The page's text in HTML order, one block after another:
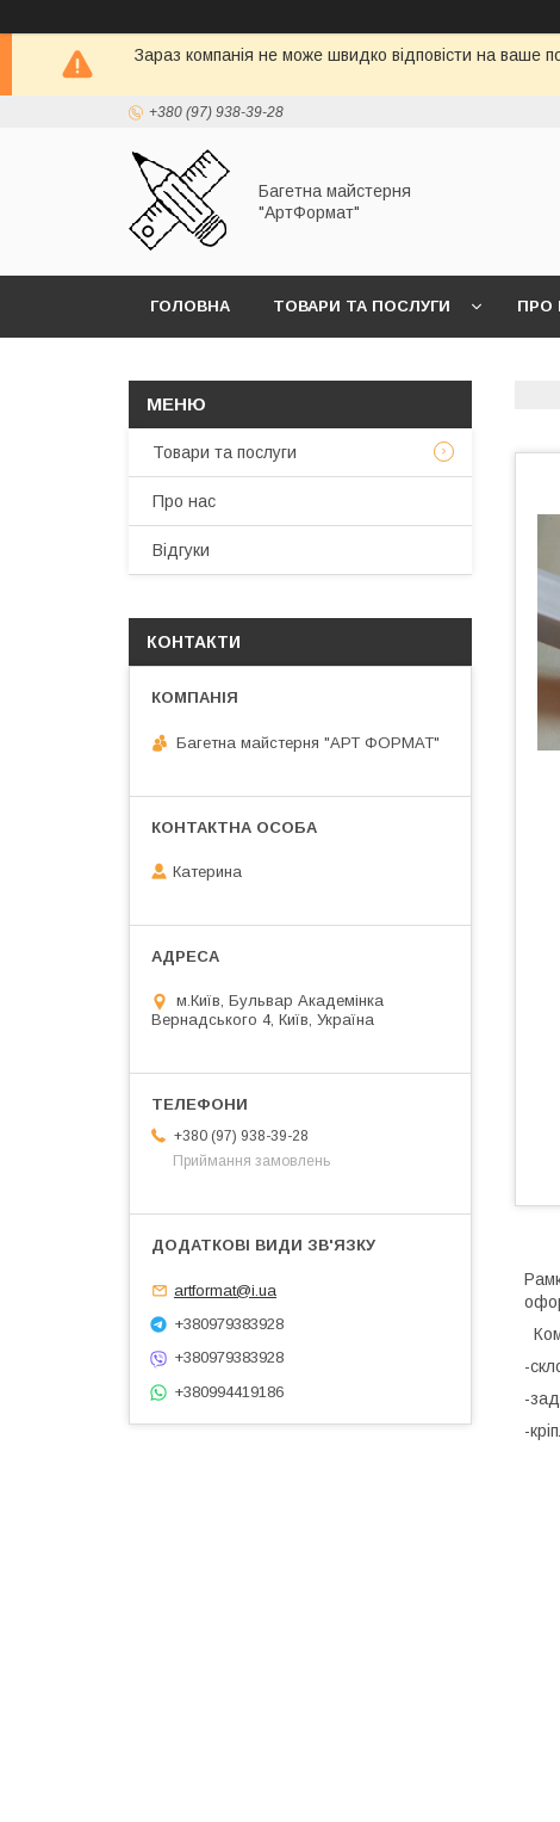
Зараз компанія не може швидко відповісти на ваше
+380 (97) 938-39-28
Багетна майстерня
"АртФормат"
ГОЛОВНА ТОВАРИ ТА ПОСЛУГИ ПРО
-
-
-
Товари та послуги
Про нас
Відгуки
КОНТАКТИ
Багетна майстерня "АРТ ФОРМАТ"
Катерина
м.Київ, Бульвар Академінка
Вернадського 4, Київ, Україна
+380 (97) 938-39-28
Приймання замовлень
artformat@i.ua
+380979383928
+380979383928
+380994419186